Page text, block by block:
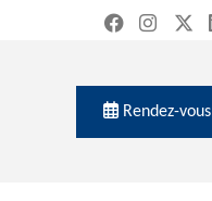
Rendez-vous